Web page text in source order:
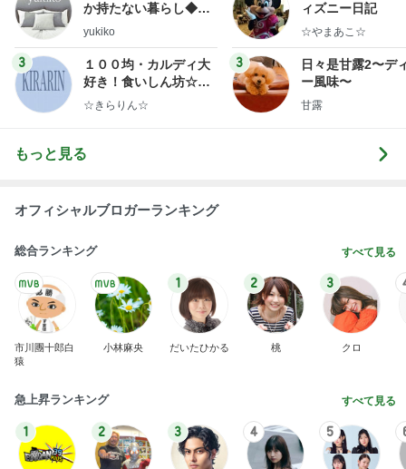
か持たない暮らし◆Ke
ep Life Simple◆〜イ
yukiko
3
１００均・カルディ大
好き！食いしん坊☆き
らりん☆のブログ
☆きらりん☆
ィズニー日記
☆やまあこ☆
3
日々是甘露2〜デ
ー風味〜
甘露
もっと見る
オフィシャルブロガーランキング
総合ランキング すべて見る
市川團十郎白
猿
小林麻央
1
だいたひかる
2
桃
3
クロ
急上昇ランキング すべて見る
1 2 3 4 5